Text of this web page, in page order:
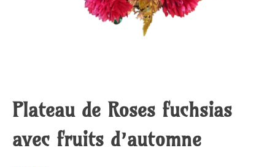
Plateau de Roses fuchsias
avec fruits d’automne